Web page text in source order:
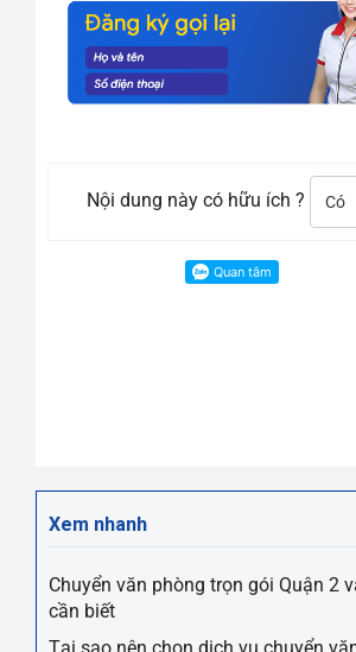
Nội dung này có hữu ích ? Có
Xem nhanh
Chuyển văn phòng trọn gói Quận 2
cần biết